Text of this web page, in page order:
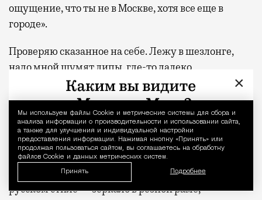
Уведомление
Мы используем файлы Сookie и метрические системы для сбора и
анализа информации о производительности и использовании сайта,
а также для улучшения и индивидуальной настройки
предоставления информации. Нажимая кнопку «Принять» или
продолжая пользоваться сайтом, вы соглашаетесь на обработку
файлов Cookie и данных метрических систем.
Принять Подробнее
ощущение, что ты не в Москве, хотя все еще в
городе».
Проверяю сказанное на себе. Лежу в шезлонге,
надо мной шумят липы, где-то далеко
угадывается гул города — и этот гул, как ни
странно, добавляет удовольствия. Он напоминает,
что ты никуда не летел, не стоял на паспортном
контроле, не искал переходник для розетки. Ты
просто дошел.
Рядом с бассейном этим летом появился уголок в
русском стиле — зеркало в резной раме,
×